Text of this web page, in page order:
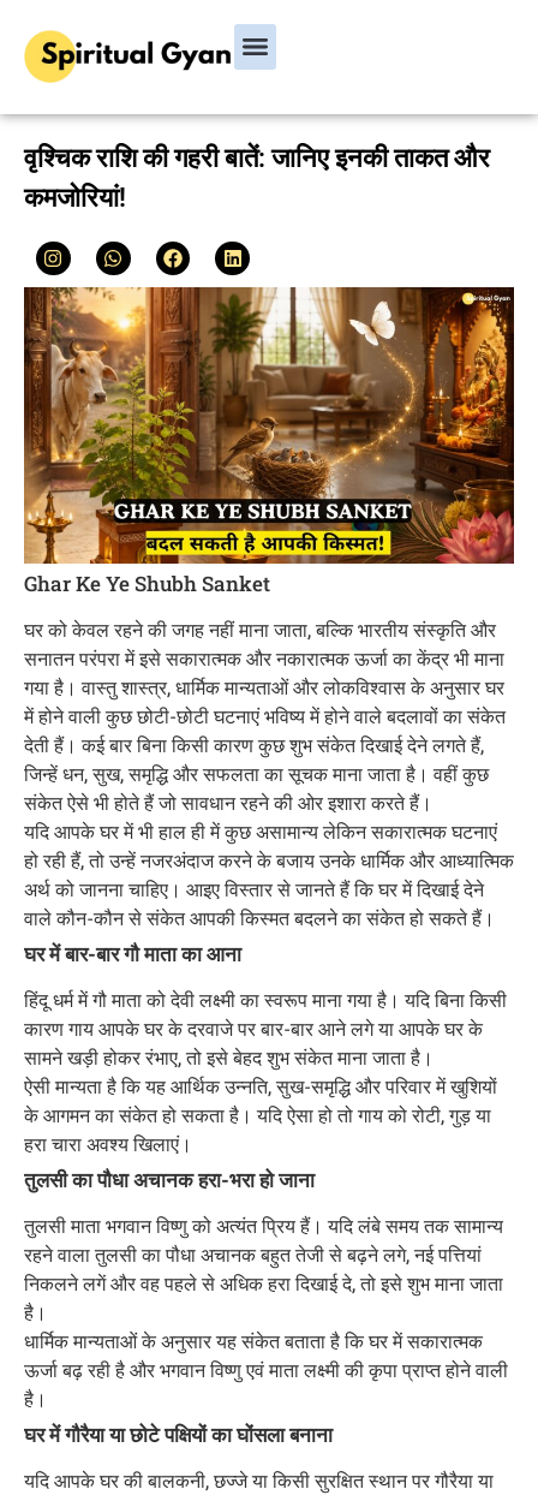
वृश्चिक राशि की गहरी बातें: जानिए इनकी ताकत और
कमजोरियां!
Ghar Ke Ye Shubh Sanket
घर को केवल रहने की जगह नहीं माना जाता, बल्कि भारतीय संस्कृति और
सनातन परंपरा में इसे सकारात्मक और नकारात्मक ऊर्जा का केंद्र भी माना
गया है। वास्तु शास्त्र, धार्मिक मान्यताओं और लोकविश्वास के अनुसार घर
में होने वाली कुछ छोटी-छोटी घटनाएं भविष्य में होने वाले बदलावों का संकेत
देती हैं। कई बार बिना किसी कारण कुछ शुभ संकेत दिखाई देने लगते हैं,
जिन्हें धन, सुख, समृद्धि और सफलता का सूचक माना जाता है। वहीं कुछ
संकेत ऐसे भी होते हैं जो सावधान रहने की ओर इशारा करते हैं।
यदि आपके घर में भी हाल ही में कुछ असामान्य लेकिन सकारात्मक घटनाएं
हो रही हैं, तो उन्हें नजरअंदाज करने के बजाय उनके धार्मिक और आध्यात्मिक
अर्थ को जानना चाहिए। आइए विस्तार से जानते हैं कि घर में दिखाई देने
वाले कौन-कौन से संकेत आपकी किस्मत बदलने का संकेत हो सकते हैं।
घर में बार-बार गौ माता का आना
हिंदू धर्म में गौ माता को देवी लक्ष्मी का स्वरूप माना गया है। यदि बिना किसी
कारण गाय आपके घर के दरवाजे पर बार-बार आने लगे या आपके घर के
सामने खड़ी होकर रंभाए, तो इसे बेहद शुभ संकेत माना जाता है।
ऐसी मान्यता है कि यह आर्थिक उन्नति, सुख-समृद्धि और परिवार में खुशियों
के आगमन का संकेत हो सकता है। यदि ऐसा हो तो गाय को रोटी, गुड़ या
हरा चारा अवश्य खिलाएं।
तुलसी का पौधा अचानक हरा-भरा हो जाना
तुलसी माता भगवान विष्णु को अत्यंत प्रिय हैं। यदि लंबे समय तक सामान्य
रहने वाला तुलसी का पौधा अचानक बहुत तेजी से बढ़ने लगे, नई पत्तियां
निकलने लगें और वह पहले से अधिक हरा दिखाई दे, तो इसे शुभ माना जाता
है।
धार्मिक मान्यताओं के अनुसार यह संकेत बताता है कि घर में सकारात्मक
ऊर्जा बढ़ रही है और भगवान विष्णु एवं माता लक्ष्मी की कृपा प्राप्त होने वाली
है।
घर में गौरैया या छोटे पक्षियों का घोंसला बनाना
यदि आपके घर की बालकनी, छज्जे या किसी सुरक्षित स्थान पर गौरैया या